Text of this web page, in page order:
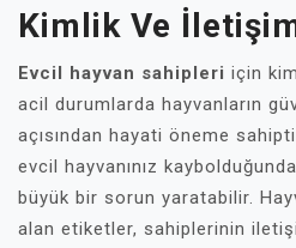
Kimlik Ve
Evcil hayvan sahipleri için
acil durumlarda hayvanların
açısından hayati öneme
evcil hayvanınız
büyük bir sorun yaratabilir.
alan etiketler, sahiplerinin